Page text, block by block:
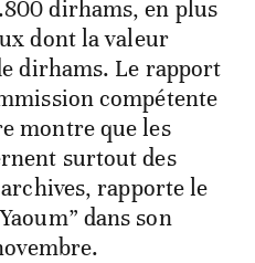
dirhams, en plus
dont la valeur
dirhams. Le rapport
compétente
montre que les
surtout des
rapporte le
dans son